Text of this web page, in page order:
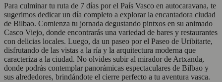
Para culminar tu ruta de 7 días por el País Vasco en autocaravana, te
sugerimos dedicar un día completo a explorar la encantadora ciudad
de Bilbao. Comienza tu jornada degustando pintxos en su animado
Casco Viejo, donde encontrarás una variedad de bares y restaurantes
con delicias locales. Luego, da un paseo por el Paseo de Uribitarte,
disfrutando de las vistas a la ría y la arquitectura moderna que
caracteriza a la ciudad. No olvides subir al mirador de Artxanda,
donde podrás contemplar panorámicas espectaculares de Bilbao y
sus alrededores, brindándote el cierre perfecto a tu aventura vasca.